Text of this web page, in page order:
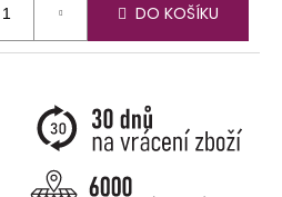
DO KOŠÍKU